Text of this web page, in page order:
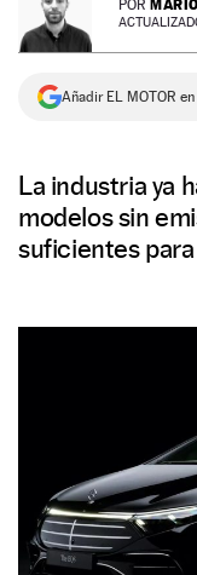
NEWSLETTER
SÍGUENOS
POR
Añadir EL MOTOR
La industria ya
modelos sin
suficientes